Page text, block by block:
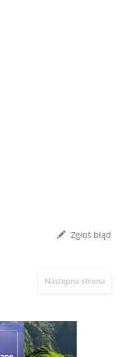
Zgłoś błąd
Następna strona